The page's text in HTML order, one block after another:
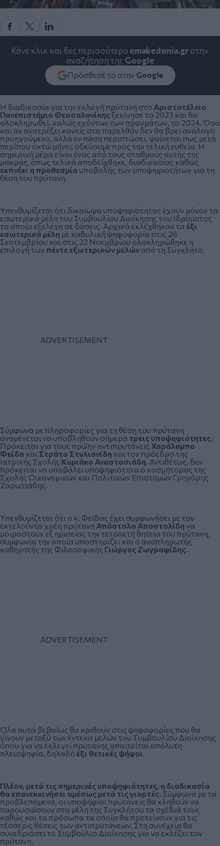
Κάνε κλικ και δες περισσότερο emakedonia.grστην
αναζήτηση της Google
Πρόσθεσέ το στην Google
Η διαδικασία για την εκλογή πρύτανη στο Αριστοτέλειο
Πανεπιστήμιο Θεσσαλονίκηςξεκίνησε το 2023 και θα
ολοκληρωθεί, καλώς εχόντων των πραγμάτων, το 2024. Όσο
και αν ανατρέξει κανείς στο παρελθόν δεν θα βρει ανάλογο
προηγούμενο, αλλά εν πάση περιπτώσει, φαίνεται πως μετά
περίπου οκτώ μήνες οδεύουμε προς την τελική ευθεία. Η
σημερινή μέρα είναι ένας από τους σταθμούς αυτής της
μακράς, όπως τελικά αποδείχθηκε, διαδικασίας καθώς
εκπνέει η προθεσμία υποβολής των υποψηφιοτήτων για τη
θέση του πρύτανη.
Υπενθυμίζεται ότι δικαίωμα υποψηφιότητας έχουν μόνον τα
εσωτερικά μέλη του Συμβουλίου Διοίκησης του Ιδρύματος
το οποίο εξελέγη σε δόσεις. Αρχικά εκλέχθηκαν τα έξι
εσωτερικά μέλη με καθολική ψηφοφορία στις 26
Σεπτεμβρίου και στις 22 Νοεμβρίου ολοκληρώθηκε η
επιλογή των πέντε εξωτερικών μελών από τη Σύγκλητο.
Σύμφωνα με πληροφορίες για τη θέση του πρύτανη
αναμένεται να υποβληθούν σήμερα τρεις υποψηφιότητες.
Πρόκειται για τους πρώην αντιπρυτάνεις Χαράλαμπο
Φείδα και Στράτο Στυλιανίδη και τον πρόεδρο της
Ιατρικής Σχολής Κυριάκο Αναστασιάδη. Αντιθέτως, δεν
πρόκειται να υποβάλει υποψηφιότητα ο κοσμήτορας της
Σχολής Οικονομικών και Πολιτικών Επιστημών Γρηγόρης
Ζαρωτιάδης.
Υπενθυμίζεται ότι ο κ. Φείδας έχει συμφωνήσει με τον
εκτελούντα χρέη πρύτανη Απόστολο Αποστολίδη να
μοιραστούν εξ ημισείας την τετραετή θητεία του πρύτανη,
συμφωνία την οποία υποστηρίζει και ο αναπληρωτής
καθηγητής της ΦιλοσοφικήςΓιώργος Ζωγραφίδης.
Όλα αυτά βεβαίως θα κριθούν στις ψηφοφορίες που θα
γίνουν μεταξύ των έντεκα μελών του Συμβουλίου Διοίκησης
όπου για να εκλεγεί πρύτανης απαιτείται απόλυτη
πλειοψηφία, δηλαδή έξι θετικές ψήφοι.
Πλέον, μετά τις σημερινές υποψηφιότητες, η διαδικασία
θα επανεκκινήσει αμέσως μετά τις γιορτές. Σύμφωνα με τα
προβλεπόμενα, οι υποψήφιοι πρυτάνεις θα κληθούν να
παρουσιάσουν στα μέλη της Συγκλήτου τα σχέδιά τους
καθώς και τα πρόσωπα τα οποία θα προτείνουν για τις
τέσσερις θέσεις των αντιπρυτάνεων. Στη συνέχεια θα
συνεδριάσει το Συμβούλιο Διοίκησης για να εκλέξει τον
πρύτανη.